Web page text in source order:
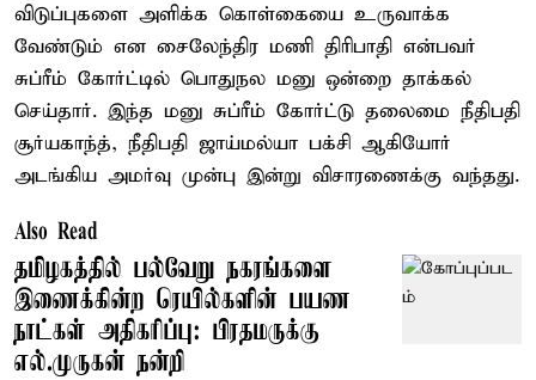
விடுப்புகளை அளிக்க கொள்கையை உருவாக்க
வேண்டும் என சைலேந்திர மணி திரிபாதி என்பவர்
சுப்ரீம் கோர்ட்டில் பொதுநல மனு ஒன்றை தாக்கல்
செய்தார். இந்த மனு சுப்ரீம் கோர்ட்டு தலைமை நீதிபதி
சூர்யகாந்த், நீதிபதி ஜாய்மல்யா பக்சி ஆகியோர்
அடங்கிய அமர்வு முன்பு இன்று விசாரணைக்கு வந்தது.
Also Read
தமிழகத்தில் பல்வேறு நகரங்களை
இணைக்கின்ற ரெயில்களின் பயண
நாட்கள் அதிகரிப்பு: பிரதமருக்கு
எல்.முருகன் நன்றி